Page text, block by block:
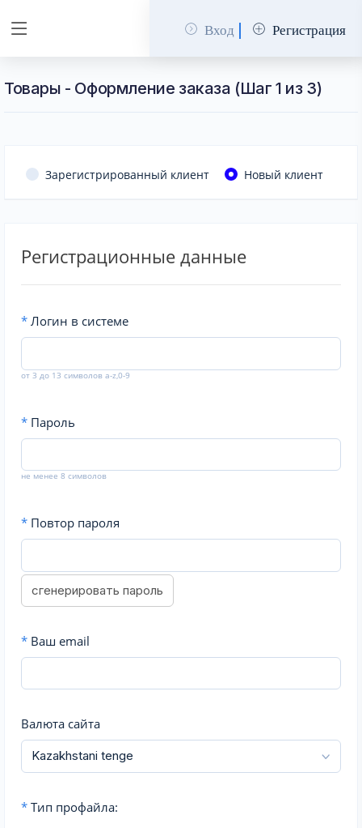
Вход Регистрация
Товары - Оформление заказа (Шаг 1 из 3)
Зарегистрированный клиент Новый клиент
Регистрационные данные
* Логин в системе
от 3 до 13 символов a-z,0-9
* Пароль
не менее 8 символов
* Повтор пароля
сгенерировать пароль
* Ваш email
Валюта сайта
* Тип профайла: